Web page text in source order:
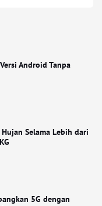
Android Tanpa
Selama Lebih dari
5G dengan